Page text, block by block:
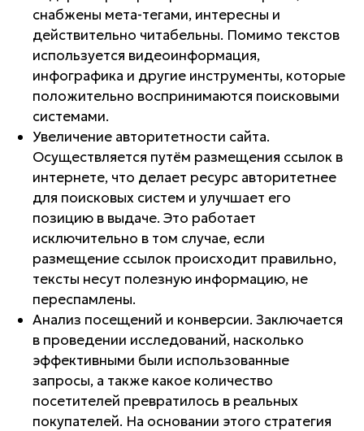
снабжены мета-тегами, интересны и
действительно читабельны. Помимо текстов
используется видеоинформация,
инфографика и другие инструменты, которые
положительно воспринимаются поисковыми
системами.
Увеличение авторитетности сайта.
Осуществляется путём размещения ссылок в
интернете, что делает ресурс авторитетнее
для поисковых систем и улучшает его
позицию в выдаче. Это работает
исключительно в том случае, если
размещение ссылок происходит правильно,
тексты несут полезную информацию, не
переспамлены.
Анализ посещений и конверсии. Заключается
в проведении исследований, насколько
эффективными были использованные
запросы, а также какое количество
посетителей превратилось в реальных
покупателей. На основании этого стратегия